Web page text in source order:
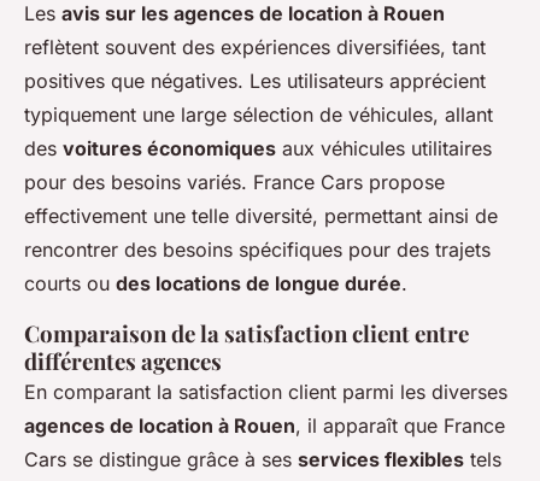
Les avis sur les agences de location à Rouen
reflètent souvent des expériences diversifiées, tant
positives que négatives. Les utilisateurs apprécient
typiquement une large sélection de véhicules, allant
des voitures économiques aux véhicules utilitaires
pour des besoins variés. France Cars propose
effectivement une telle diversité, permettant ainsi de
rencontrer des besoins spécifiques pour des trajets
courts ou des locations de longue durée.
Comparaison de la satisfaction client entre
différentes agences
En comparant la satisfaction client parmi les diverses
agences de location à Rouen, il apparaît que France
Cars se distingue grâce à ses services flexibles tels